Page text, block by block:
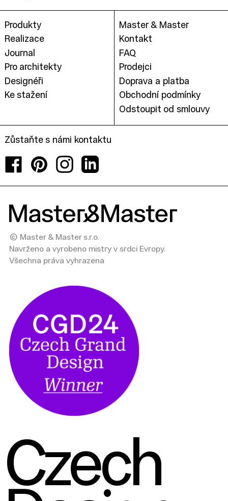
Produkty
Realizace
Journal
Pro architekty
Designéři
Ke stažení
Master & Master
Kontakt
FAQ
Prodejci
Doprava a platba
Obchodní podmínky
Odstoupit od smlouvy
Zůstaňte s námi kontaktu
FacebookPinterestInstagram
© Master & Master s.r.o.
Navrženo a vyrobeno mistry v srdci Evropy.
Všechna práva vyhrazena
Czech